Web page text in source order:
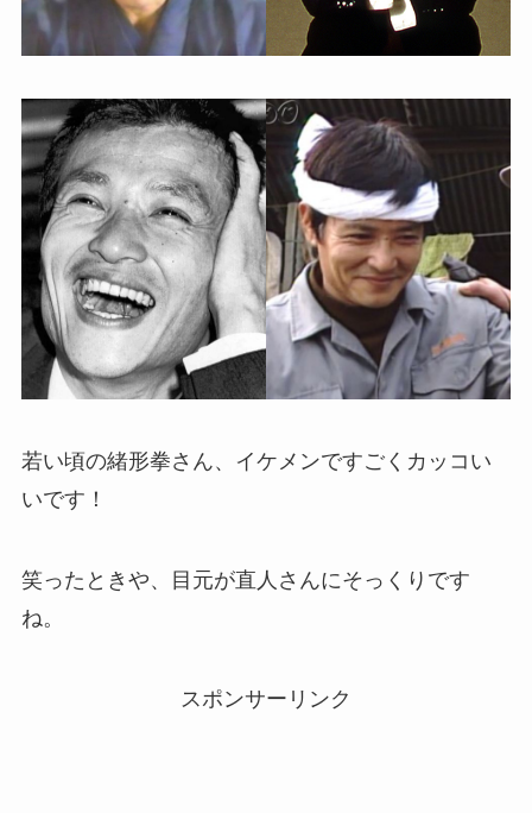
若い頃の緒形拳さん、イケメンですごくカッコい
いです！
笑ったときや、目元が直人さんにそっくりです
ね。
スポンサーリンク